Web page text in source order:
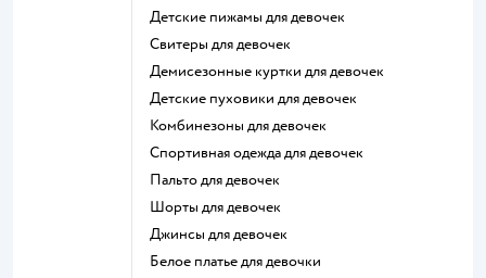
Детские пижамы для девочек
Свитеры для девочек
Демисезонные куртки для девочек
Детские пуховики для девочек
Комбинезоны для девочек
Спортивная одежда для девочек
Пальто для девочек
Шорты для девочек
Джинсы для девочек
Белое платье для девочки